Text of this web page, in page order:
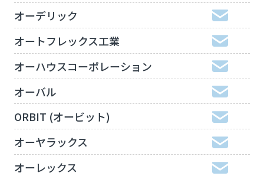
オーデリック
オートフレックス工業
オーハウスコーポレーション
オーバル
ORBIT (オービット)
オーヤラックス
オーレックス